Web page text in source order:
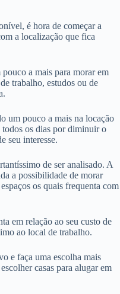
é hora de começar a
a localização que fica
a mais para morar em
trabalho, estudos ou de
um pouco a mais na locação
os dias por diminuir o
seu interesse.
de ser analisado. A
a possibilidade de morar
os quais frequenta com
em relação ao seu custo de
ao local de trabalho.
e faça uma escolha mais
casas para alugar em